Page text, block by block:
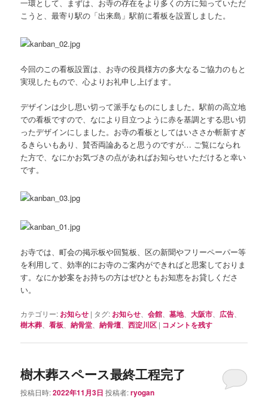
一環として、まずは、お寺の存在をより多くの方に知っていただ
こうと、最寄り駅の「出来島」駅前に看板を設置しました。
今回のこの看板設置は、お寺の役員様方の多大なるご協力のもと
実現したもので、心よりお礼申し上げます。
デザインは少し思い切って派手なものにしました。駅前の高立地
での看板ですので、なにより目立つように赤を基調とする思い切
ったデザインにしました。お寺の看板としてはいささか斬新すぎ
るきらいもあり、賛否両論あると思うのですが… ご覧になられ
た方で、なにかお気づきの点があればお知らせいただけると幸い
です。
お寺では、町会の掲示板や回覧板、区の新聞やフリーペーパー等
を利用して、効率的にお寺のご案内ができればと思案しておりま
す。なにか妙案をお持ちの方はぜひともお知恵をお貸しくださ
い。
カテゴリー: お知らせ | タグ: お知らせ 、会館 、墓地、大阪市 広告
樹木葬 、看板 、納骨堂 、納骨壇 、西淀川区 | コメントを残す
樹木葬スペース最終工程完了
投稿日時:2022年11月3日 投稿者:ryogan